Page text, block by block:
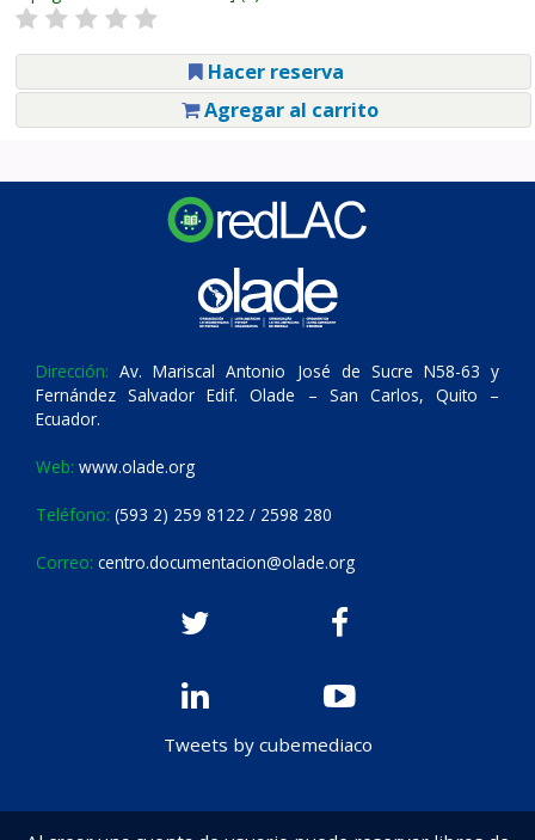
Hacer reserva
Agregar al carrito
Dirección: Av. Mariscal Antonio José de Sucre N58-63 y
Fernández Salvador Edif. Olade – San Carlos, Quito –
Ecuador.
Web: www.olade.org
Teléfono: (593 2) 259 8122 / 2598 280
Correo: centro.documentacion@olade.org
Tweets by cubemediaco